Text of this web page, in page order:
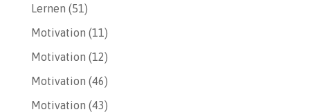
Lernen (51)
Motivation (11)
Motivation (12)
Motivation (46)
Motivation (43)